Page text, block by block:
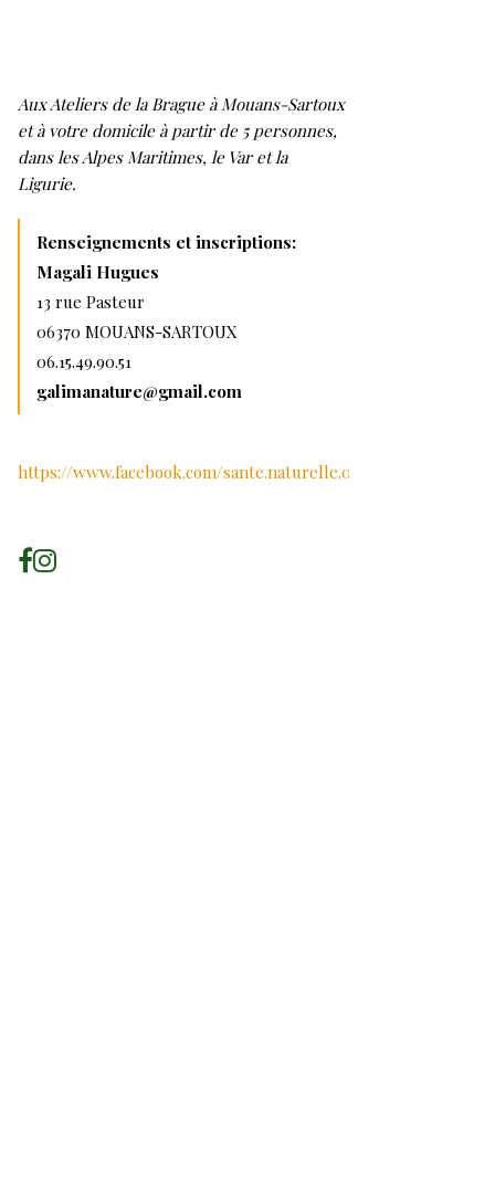
Aux Ateliers de la Brague à Mouans-Sartoux
et à votre domicile à partir de 5 personnes,
dans les Alpes Maritimes, le Var et la
Ligurie.
Renseignements et inscriptions:
Magali Hugues
13 rue Pasteur
06370 MOUANS-SARTOUX
06.15.49.90.51
galimanature@gmail.com
https://www.facebook.com/sante.naturelle.06